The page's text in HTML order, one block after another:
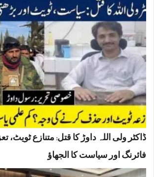
ڈاکٹر ولی اللہ داوڑ کا قتل: متنازع ٹویٹ،
فائرنگ اور سیاست کا الجھاؤ